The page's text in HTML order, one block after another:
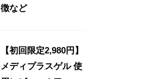
徴など
【初回限定2,980円】
メディプラスゲル 使